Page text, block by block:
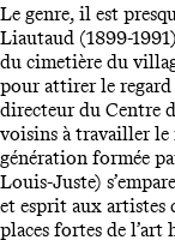
Le genre, il est
Liautaud (1899-
du cimetière du
pour attirer le regard
directeur du Centre
voisins à travailler le
génération formée
Louis-Juste)
et esprit aux artistes
places fortes de